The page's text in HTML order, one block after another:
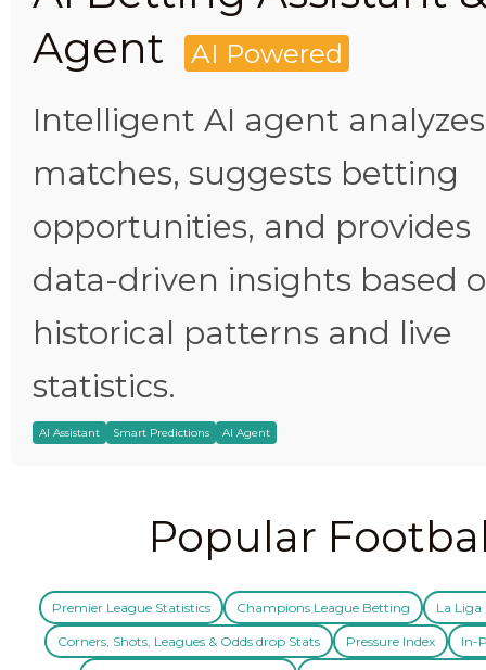
Agent
AI Powered
Intelligent AI agent analyzes
matches, suggests betting
opportunities, and provides
data-driven insights based
historical patterns and live
statistics.
AI Assistant Smart Predictions AI Agent
Popular
Premier League Statistics Champions League Betting La Liga
Corners, Shots, Leagues & Odds drop Stats Pressure Index In-